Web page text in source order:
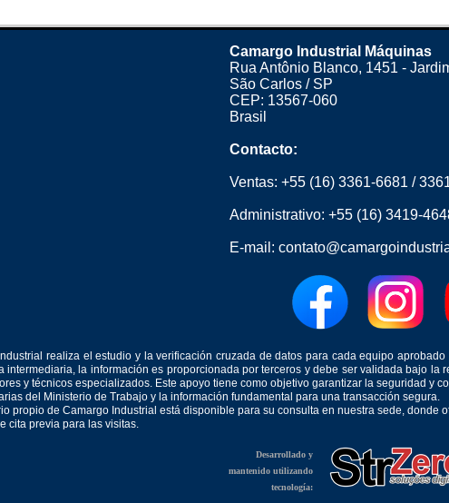
Camargo Industrial Máquinas
Rua Antônio Blanco, 1451 -
São Carlos / SP
CEP: 13567-060
Brasil
Contacto:
Ventas: +55 (16) 3361-6681 /
Administrativo: +55 (16) 3419-
E-mail:
realiza el estudio y la verificación cruzada de datos para cada equipo
intermediaria, la información es proporcionada por terceros y debe ser validada bajo
y técnicos especializados. Este apoyo tiene como objetivo garantizar la seguridad y
del Ministerio de Trabajo y la información fundamental para una transacción segura.
propio de Camargo Industrial está disponible para su consulta en nuestra sede,
cita previa para las visitas.
Desarrollado y
mantenido utilizando
tecnología: